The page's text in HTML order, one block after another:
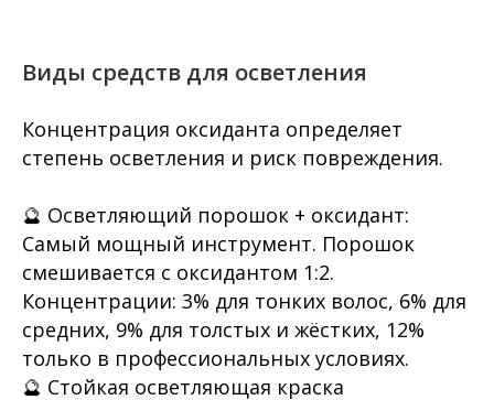
Виды средств для осветления
Концентрация оксиданта определяет
степень осветления и риск повреждения.
🔮 Осветляющий порошок + оксидант:
Самый мощный инструмент. Порошок
смешивается с оксидантом 1:2.
Концентрации: 3% для тонких волос, 6% для
средних, 9% для толстых и жёстких, 12%
только в профессиональных условиях.
🔮 Стойкая осветляющая краска